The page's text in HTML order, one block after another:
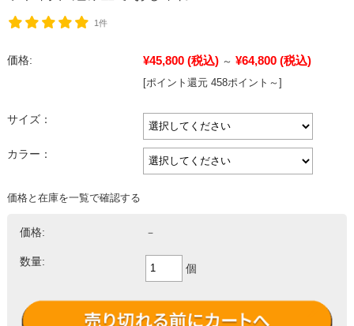
1件
価格: ¥45,800 (税込) ～ ¥64,800 (税込)
[ポイント還元 458ポイント～]
サイズ：
カラー：
価格と在庫を一覧で確認する
価格: －
数量:
個